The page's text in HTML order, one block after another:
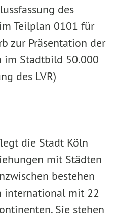
des
Teilplan 0101 für
zur Präsentation der
im Stadtbild 50.000
des LVR)
die Stadt Köln
mit Städten
bestehen
international mit 22
Sie stehen